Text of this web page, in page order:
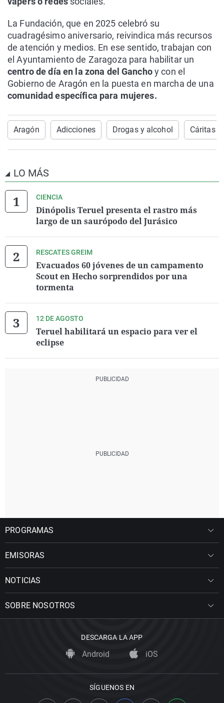
La Fundación, que en 2025 celebró su
cuadragésimo aniversario, reivindica más recursos
de atención y medios. En ese sentido, trabajan con
el Ayuntamiento de Zaragoza para habilitar un
centro de día en la zona del Ganchoy con el
Gobierno de Aragón en la puesta en marcha de una
comunidad específica para mujeres.
Aragón Adicciones Drogas y alcohol Cáritas
LO MÁS
CIENCIA
Dinópolis Teruel presenta el rastro más
largo de un saurópodo del Jurásico
RESCATES GREIM
Evacuados 60 jóvenes de un campamento
Scout en Hecho sorprendidos por una
tormenta
12 DE AGOSTO
Teruel habilitará un espacio para ver el
eclipse
PROGRAMAS
EMISORAS
NOTICIAS
SOBRE NOSOTROS
DESCARGA LA APP
Android iOS
SÍGUENOS EN